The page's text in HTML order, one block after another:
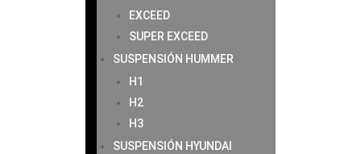
EXCEED
SUPER EXCEED
SUSPENSIÓN HUMMER
H1
H2
H3
SUSPENSIÓN HYUNDAI